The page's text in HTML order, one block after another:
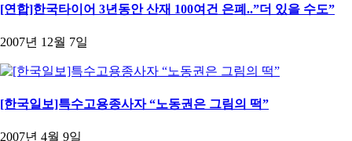
[연합]한국타이어 3년동안 산재 100여건 은폐..”더 있을 수도”
2007년 12월 7일
[한국일보]특수고용종사자 “노동권은 그림의 떡”
2007년 4월 9일